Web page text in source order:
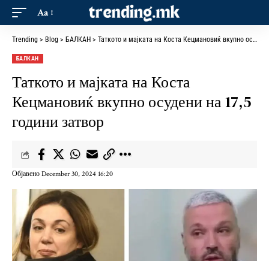
Aa
Trending > Blog > БАЛКАН > Таткото и мајката на Коста Кецмановиќ вкупно осудени на 17,5 години затвор
БАЛКАН
Таткото и мајката на Коста
Кецмановиќ вкупно осудени на 17,5
години затвор
Објавено December 30, 2024 16:20